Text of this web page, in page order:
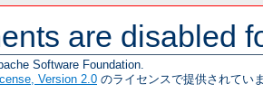
are disabled
Software Foundation.
Version 2.0 のライセンスで提供されてい